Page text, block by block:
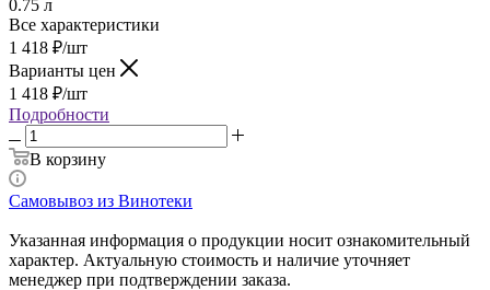
0.75 л
Все характеристики
1 418 ₽/шт
Варианты цен
1 418 ₽/шт
Подробности
В корзину
Самовывоз из Винотеки
Указанная информация о продукции носит ознакомительный
характер. Актуальную стоимость и наличие уточняет
менеджер при подтверждении заказа.